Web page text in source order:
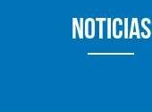
Noticias